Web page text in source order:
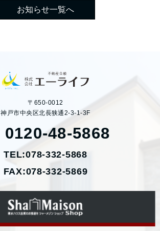
お知らせ一覧へ
〒650-0012
神戸市中央区北長狭通2-3-1-3F
0120-48-5868
TEL:078-332-5868
FAX:078-332-5869